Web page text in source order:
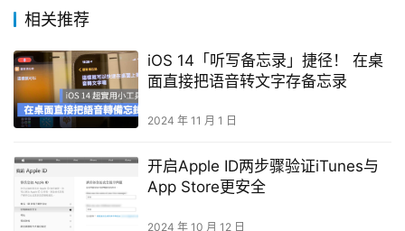
相关推荐
iOS 14「听写备忘录」捷径！ 在桌
面直接把语音转文字存备忘录
2024 年 11 月 1 日
开启Apple ID两步骤验证iTunes与
App Store更安全
2024 年 10 月 12 日